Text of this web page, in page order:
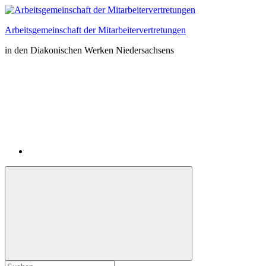
Zum
springen
Arbeitsgemeinschaft der Mitarbeitervertretungen
in den Diakonischen Werken Niedersachsens
Suchformular